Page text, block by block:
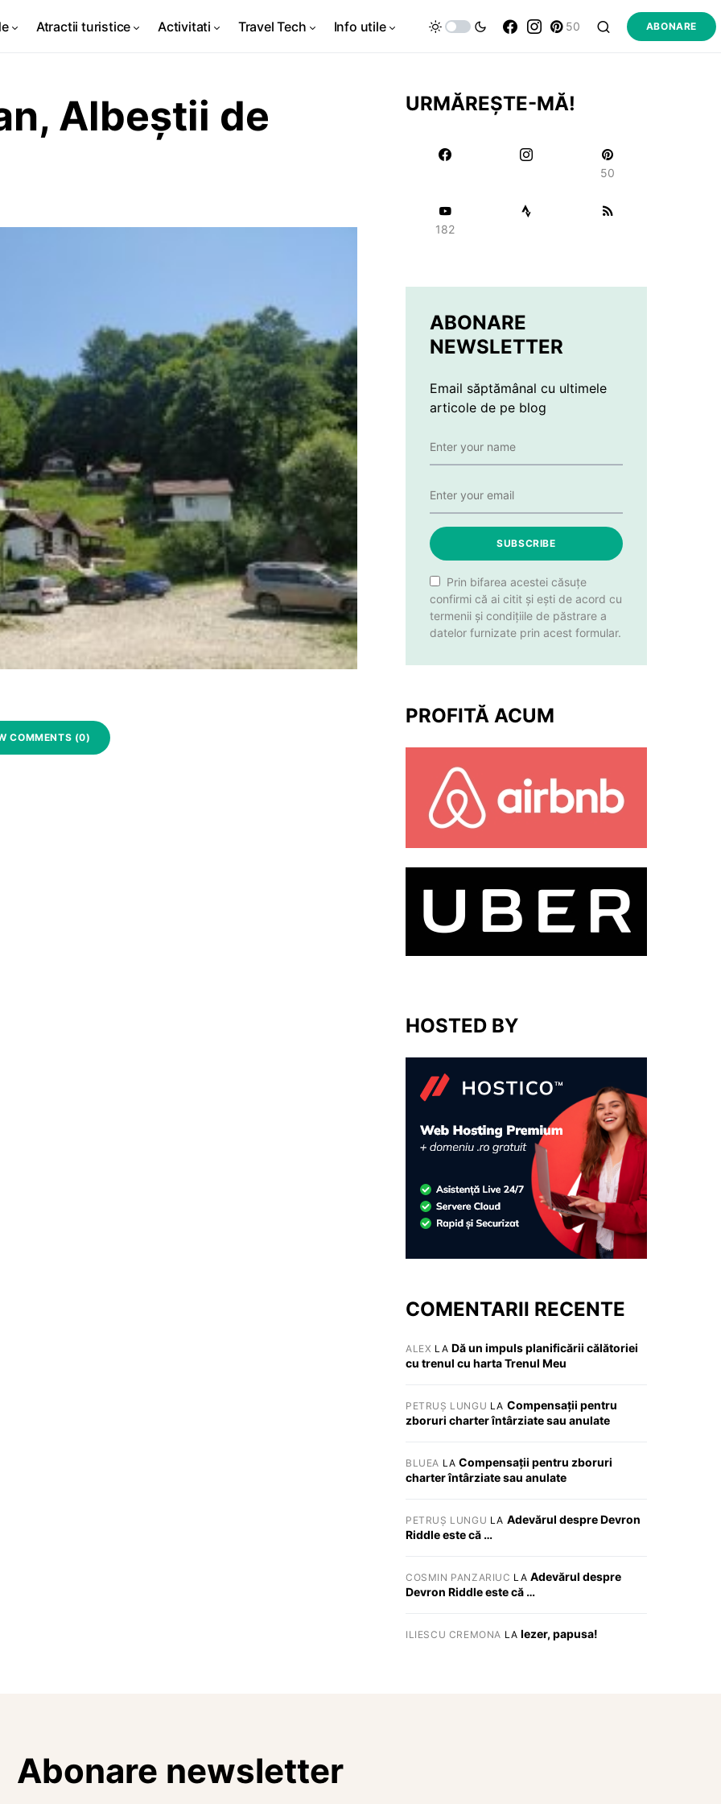
Atractii turistice Activitati Travel Tech Info utile 50 ABONARE
Albeștii de
COMMENTS (0)
URMĂREȘTE-MĂ!
50
182
ABONARE
NEWSLETTER
Email săptămânal cu ultimele
articole de pe blog
SUBSCRIBE
Prin bifarea acestei căsuțe
confirmi că ai citit și ești de acord cu
termenii și condițiile de păstrare a
datelor furnizate prin acest formular.
PROFITĂ ACUM
HOSTED BY
COMENTARII RECENTE
ALEX LA Dă un impuls planificării călătoriei
cu trenul cu harta Trenul Meu
PETRUȘ LUNGU LA Compensații pentru
zboruri charter întârziate sau anulate
BLUEA LACompensații pentru zboruri
charter întârziate sau anulate
PETRUȘ LUNGU LA Adevărul despre Devron
Riddle este că …
COSMIN PANZARIUC LA Adevărul despre
Devron Riddle este că …
ILIESCU CREMONA LA Iezer, papusa!
Abonare newsletter